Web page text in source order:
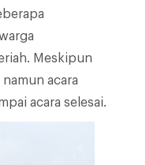
Meskipun
acara
acara selesai.